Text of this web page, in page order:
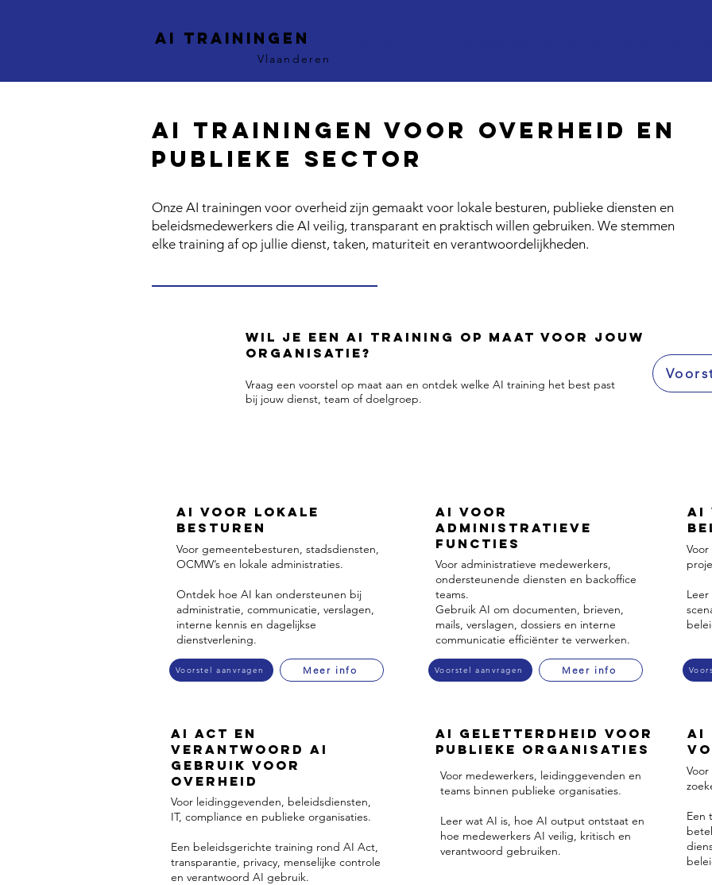
AI trainingen
Vlaanderen
AI trainingen voor overheid en
publieke sector
Onze AI trainingen voor overheid zijn gemaakt voor lokale besturen, publieke diensten en
beleidsmedewerkers die AI veilig, transparant en praktisch willen gebruiken. We stemmen
elke training af op jullie dienst, taken, maturiteit en verantwoordelijkheden.
Wil je een AI training op maat voor jouw
organisatie?
Vraag een voorstel op maat aan en ontdek welke AI training het best past
bij jouw dienst, team of doelgroep.
AI voor Lokale
Besturen
Voor gemeentebesturen, stadsdiensten,
OCMW’s en lokale administraties.
Ontdek hoe AI kan ondersteunen bij
administratie, communicatie, verslagen,
interne kennis en dagelijkse
dienstverlening.
Voorstel aanvragen Meer info
AI Act en
Verantwoord AI
Gebruik voor
Overheid
Voor leidinggevenden, beleidsdiensten,
IT, compliance en publieke organisaties.
Een beleidsgerichte training rond AI Act,
transparantie, privacy, menselijke controle
en verantwoord AI gebruik.
AI voor
Administratieve
Functies
Voor administratieve medewerkers,
ondersteunende diensten en backoffice
teams.
Gebruik AI om documenten, brieven,
mails, verslagen, dossiers en interne
communicatie efficiënter te verwerken.
Voorstel aanvragen Meer info
AI Geletterdheid voor
Publieke Organisaties
Voor medewerkers, leidinggevenden en
teams binnen publieke organisaties.
Leer wat AI is, hoe AI output ontstaat en
hoe medewerkers AI veilig, kritisch en
verantwoord gebruiken.
AI
AI
Een